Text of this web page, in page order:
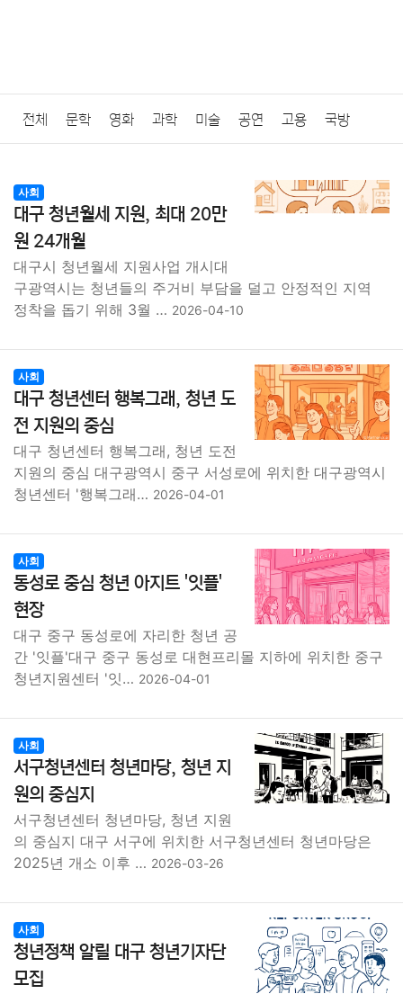
전체 문학 영화 과학 미술 공연 고용 국방
질병 가요 방송 일상 주식 암호화폐 블록체인
결혼 육아 반려동물 패션 미용
요리 상품리뷰 원예 금융 게임
대출 IT 컴퓨터 기술
종교 사회 정치 의학 경제 마케팅
부동산 외국어 교육 교통 생활 기타
사회
대구 청년월세 지원, 최대 20만
원 24개월
대구시 청년월세 지원사업 개시대
구광역시는 청년들의 주거비 부담을 덜고 안정적인 지역
정착을 돕기 위해 3월 … 2026-04-10
사회
대구 청년센터 행복그래, 청년 도
전 지원의 중심
대구 청년센터 행복그래, 청년 도전
지원의 중심 대구광역시 중구 서성로에 위치한 대구광역시
청년센터 '행복그래… 2026-04-01
사회
동성로 중심 청년 아지트 '잇플'
현장
대구 중구 동성로에 자리한 청년 공
간 '잇플'대구 중구 동성로 대현프리몰 지하에 위치한 중구
청년지원센터 '잇… 2026-04-01
사회
서구청년센터 청년마당, 청년 지
원의 중심지
서구청년센터 청년마당, 청년 지원
의 중심지 대구 서구에 위치한 서구청년센터 청년마당은
2025년 개소 이후 … 2026-03-26
사회
청년정책 알릴 대구 청년기자단
모집